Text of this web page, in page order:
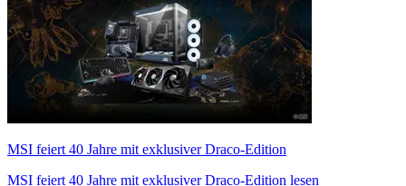
MSI feiert 40 Jahre mit exklusiver Draco-Edition
MSI feiert 40 Jahre mit exklusiver Draco-Edition lesen